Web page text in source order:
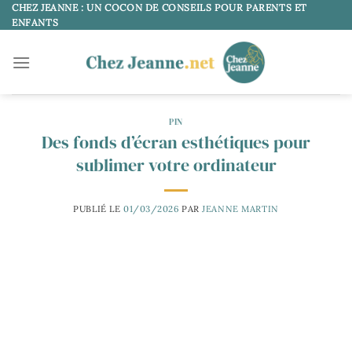
Passer
au
CHEZ JEANNE : UN COCON DE CONSEILS POUR PARENTS ET
ENFANTS
PIN
Des fonds d’écran esthétiques pour
sublimer votre ordinateur
PUBLIÉ LE 01/03/2026 PAR JEANNE MARTIN